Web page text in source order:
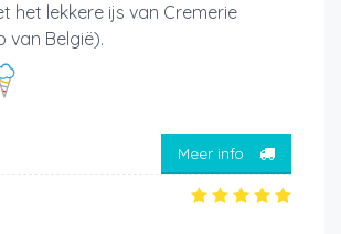
het lekkere ijs van Cremerie
van België).
Meer info